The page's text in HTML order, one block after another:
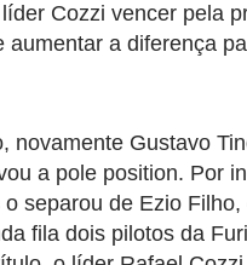
Cozzi vencer pela
aumentar a diferença
novamente Gustavo
a pole position. Por
separou de Ezio
fila dois pilotos da